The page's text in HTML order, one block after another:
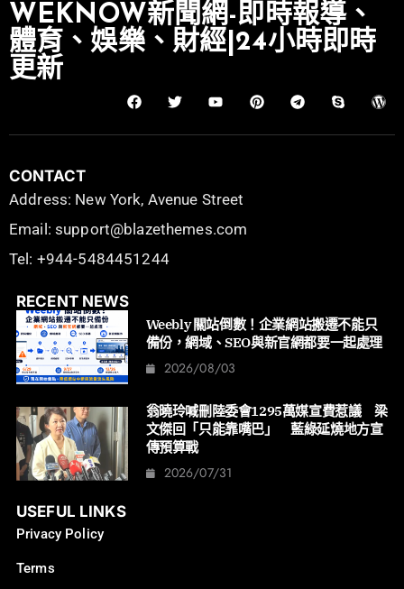
WEKNOW新聞網-即時報導、
體育、娛樂、財經|24小時即時
更新
CONTACT
Address: New York, Avenue Street
Email: support@blazethemes.com
Tel: +944-5484451244
RECENT NEWS
Weebly 關站倒數！企業網站搬遷不能只
備份，網域、SEO與新官網都要一起處理
2026/08/03
翁曉玲喊刪陸委會1295萬媒宣費惹議 梁
文傑回「只能靠嘴巴」 藍綠延燒地方宣
傳預算戰
2026/07/31
USEFUL LINKS
Privacy Policy
Terms